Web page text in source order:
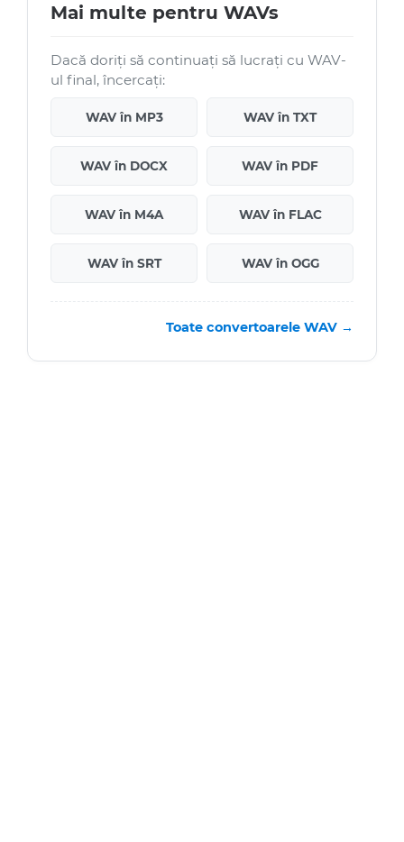
Mai multe pentru WAVs
Dacă doriți să continuați să lucrați cu WAV-
ul final, încercați:
WAV în MP3 WAV în TXT
WAV în DOCX WAV în PDF
WAV în M4A WAV în FLAC
WAV în SRT WAV în OGG
Toate convertoarele WAV →